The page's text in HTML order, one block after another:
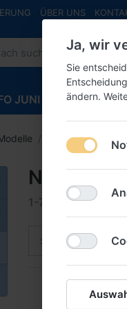
ÜBER UNS
JUNI INFO MAI
Neu 2022
Neu 2022
1-7 von7
Sortiere nach
Ja, wir
Sie
ändern.